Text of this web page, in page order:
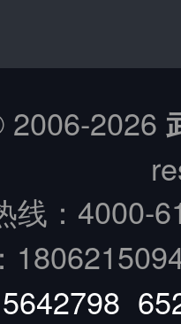
2006-2026
： 4000-